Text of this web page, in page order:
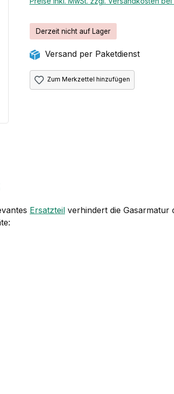
Derzeit nicht auf Lager
Versand per Paketdienst
Zum Merkzettel hinzufügen
Ersatzteil verhindert die